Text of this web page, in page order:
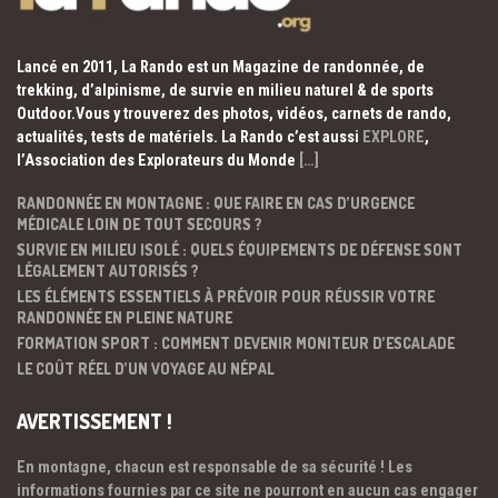
Lancé en 2011, La Rando est un Magazine de randonnée, de
trekking, d’alpinisme, de survie en milieu naturel & de sports
Outdoor.Vous y trouverez des photos, vidéos, carnets de rando,
actualités, tests de matériels. La Rando c’est aussi EXPLORE,
l’Association des Explorateurs du Monde […]
RANDONNÉE EN MONTAGNE : QUE FAIRE EN CAS D’URGENCE
MÉDICALE LOIN DE TOUT SECOURS ?
SURVIE EN MILIEU ISOLÉ : QUELS ÉQUIPEMENTS DE DÉFENSE SONT
LÉGALEMENT AUTORISÉS ?
LES ÉLÉMENTS ESSENTIELS À PRÉVOIR POUR RÉUSSIR VOTRE
RANDONNÉE EN PLEINE NATURE
FORMATION SPORT : COMMENT DEVENIR MONITEUR D’ESCALADE
LE COÛT RÉEL D’UN VOYAGE AU NÉPAL
AVERTISSEMENT !
En montagne, chacun est responsable de sa sécurité ! Les
informations fournies par ce site ne pourront en aucun cas engager